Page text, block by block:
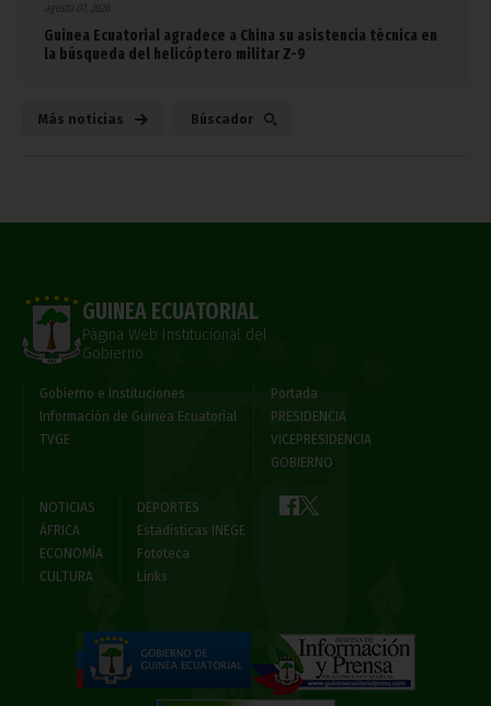
agosto 07, 2026
Guinea Ecuatorial agradece a China su asistencia técnica en
la búsqueda del helicóptero militar Z-9
Más noticias Búscador
GUINEA ECUATORIAL
Página Web Institucional del
Gobierno
Gobierno e Instituciones
Información de Guinea Ecuatorial
TVGE
Portada
PRESIDENCIA
VICEPRESIDENCIA
GOBIERNO
NOTICIAS
ÁFRICA
ECONOMÍA
CULTURA
DEPORTES
Estadísticas INEGE
Fototeca
Links